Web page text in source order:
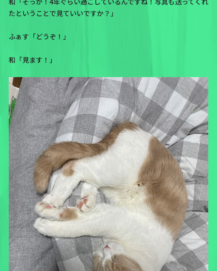
たということで見ていいですか？」
ふぁす「どうぞ！」
和「見ます！」